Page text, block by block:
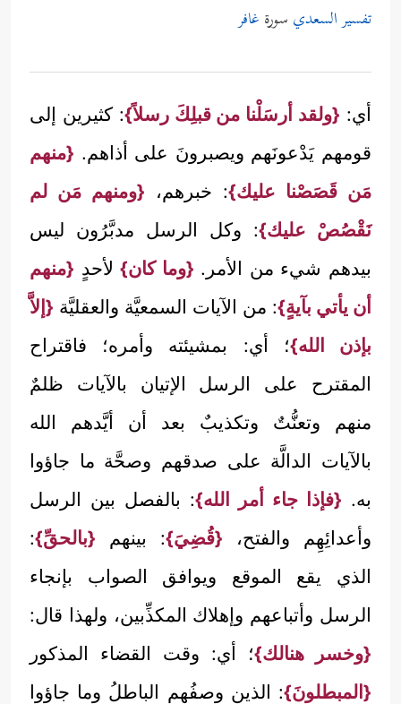
تفسير السعدي سورة غافر
أي: {ولقد أرسَلْنا من قبلِكَ رسلاً}: كثيرين إلى
قومهم يَدْعونَهم ويصبرونَ على أذاهم. {منهم
مَن قَصَصْنا عليك}: خبرهم، {ومنهم مَن لم
نَقْصُصْ عليك}: وكل الرسل مدبَّرُون ليس
بيدهم شيء من الأمر. {وما كان}لأحدٍ {منهم
أن يأتي بآيةٍ}: من الآيات السمعيَّة والعقليَّة {إلاَّ
بإذن الله}؛ أي: بمشيئته وأمره؛ فاقتراح
المقترح على الرسل الإتيان بالآيات ظلمٌ
منهم وتعنُّتٌ وتكذيبٌ بعد أن أيَّدهم الله
بالآيات الدالَّة على صدقهم وصحَّة ما جاؤوا
به. {فإذا جاء أمر الله}: بالفصل بين الرسل
وأعدائِهِم والفتح، {قُضِيَ}: بينهم {بالحقِّ}:
الذي يقع الموقع ويوافق الصواب بإنجاء
الرسل وأتباعهم وإهلاك المكذِّبين، ولهذا قال:
{وخسر هنالك}؛ أي: وقت القضاء المذكور
{المبطلونَ}: الذين وصفُهم الباطلُ وما جاؤوا